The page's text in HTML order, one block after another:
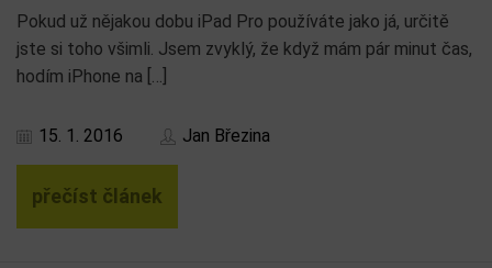
Pokud už nějakou dobu iPad Pro používáte jako já, určitě
jste si toho všimli. Jsem zvyklý, že když mám pár minut čas,
hodím iPhone na […]
15. 1. 2016 Jan Březina
přečíst článek